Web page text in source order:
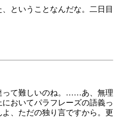
ということなんだな。二日目
って難しいのね。……あ、無理
おいてパラフレーズの語義っ
、ただの独り言ですから。更